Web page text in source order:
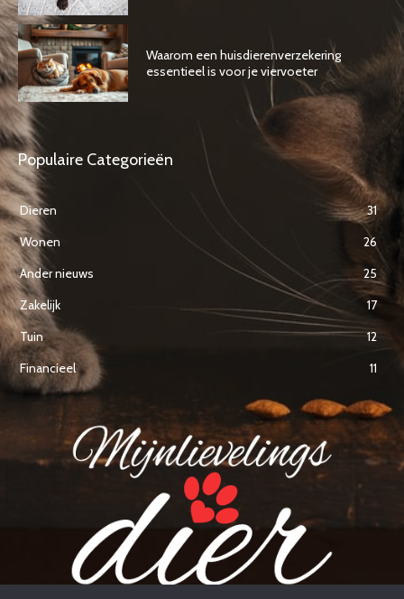
Waarom een huisdierenverzekering
essentieel is voor je viervoeter
Populaire Categorieën
Dieren
31
Wonen
26
Ander nieuws
25
Zakelijk
17
Tuin
12
Financieel
11